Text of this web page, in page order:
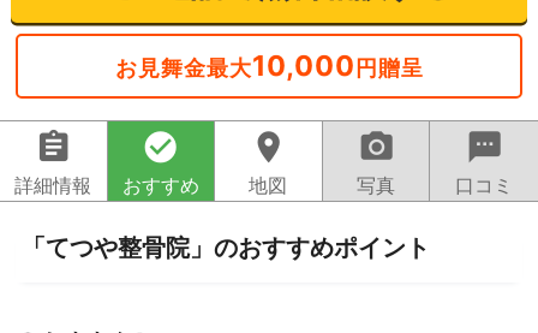
お見舞金最大10,000 円贈呈
assignment
詳細情報
check_circle
おすすめ
location_on
地図
camera_alt
写真
sms
口コミ
「てつや整骨院」のおすすめポイント